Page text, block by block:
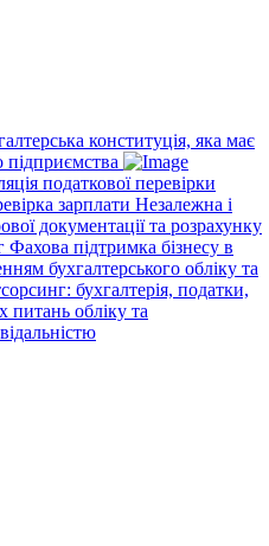
конституція, яка має
податкової перевірки
зарплати Незалежна і
документації та розрахунку
Фахова підтримка бізнесу в
бухгалтерського обліку та
бухгалтерія, податки,
питань обліку та